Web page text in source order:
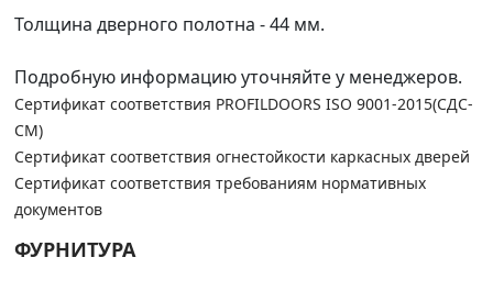
Толщина дверного полотна - 44 мм.
Подробную информацию уточняйте у менеджеров.
Сертификат соответствия PROFILDOORS ISO 9001-2015(СДС-
СМ)
Сертификат соответствия огнестойкости каркасных дверей
Сертификат соответствия требованиям нормативных
документов
ФУРНИТУРА